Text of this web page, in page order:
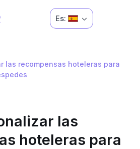
Es:
las recompensas hoteleras para
las
hoteleras para